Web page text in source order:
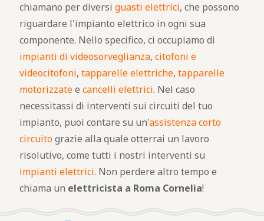
chiamano per diversi guasti elettrici, che possono
riguardare l'impianto elettrico in ogni sua
componente. Nello specifico, ci occupiamo di
impianti di videosorveglianza, citofoni e
videocitofoni, tapparelle elettriche, tapparelle
motorizzatee cancelli elettrici. Nel caso
necessitassi di interventi sui circuiti del tuo
impianto, puoi contare su un'assistenza corto
circuitograzie alla quale otterrai un lavoro
risolutivo, come tutti i nostri interventi su
impianti elettrici. Non perdere altro tempo e
chiama un elettricista a Roma Cornelia!